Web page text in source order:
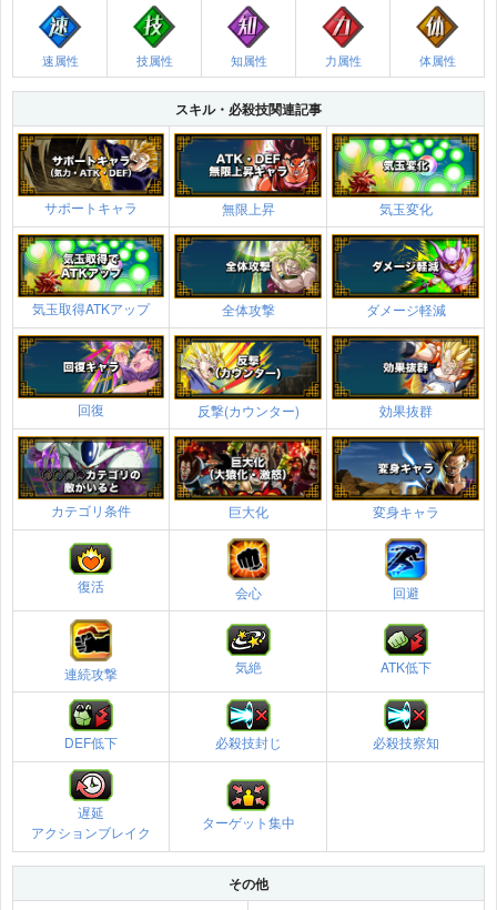
速属性 技属性 知属性 力属性 体属性
スキル・必殺技関連記事
サポートキャラ 無限上昇 気玉変化
気玉取得ATKアップ 全体攻撃 ダメージ軽減
回復 反撃(カウンター) 効果抜群
カテゴリ条件 巨大化 変身キャラ
復活 会心 回避
連続攻撃 気絶 ATK低下
DEF低下 必殺技封じ 必殺技察知
遅延
アクションブレイク
ターゲット集中
その他